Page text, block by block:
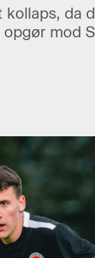
da
mod